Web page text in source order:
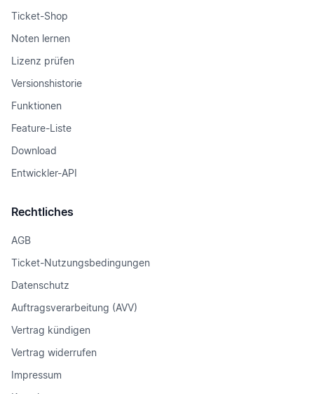
Ticket-Shop
Noten lernen
Lizenz prüfen
Versionshistorie
Funktionen
Feature-Liste
Download
Entwickler-API
Rechtliches
AGB
Ticket-Nutzungsbedingungen
Datenschutz
Auftragsverarbeitung (AVV)
Vertrag kündigen
Vertrag widerrufen
Impressum